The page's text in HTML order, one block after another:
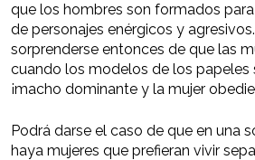
que los hombres son formados
de personajes enérgicos y
sorprenderse entonces de que las
cuando los modelos de los papeles
¡macho dominante y la mujer
Podrá darse el caso de que en una
haya mujeres que prefieran vivir